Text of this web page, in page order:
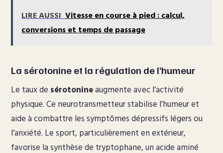
LIRE AUSSI Vitesse en course à pied : calcul,
conversions et temps de passage
La sérotonine et la régulation de l’humeur
Le taux de sérotonineaugmente avec l’activité
physique. Ce neurotransmetteur stabilise l’humeur et
aide à combattre les symptômes dépressifs légers ou
l’anxiété. Le sport, particulièrement en extérieur,
favorise la synthèse de tryptophane, un acide aminé